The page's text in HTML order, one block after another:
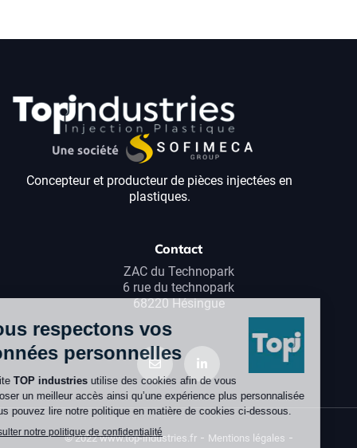
Concepteur et producteur de pièces injectées en
plastiques.
Contact
ZAC du Technopark
6 rue du technopark
68220 Hésingue
© 2022 www.top-industries.fr Mentions légales